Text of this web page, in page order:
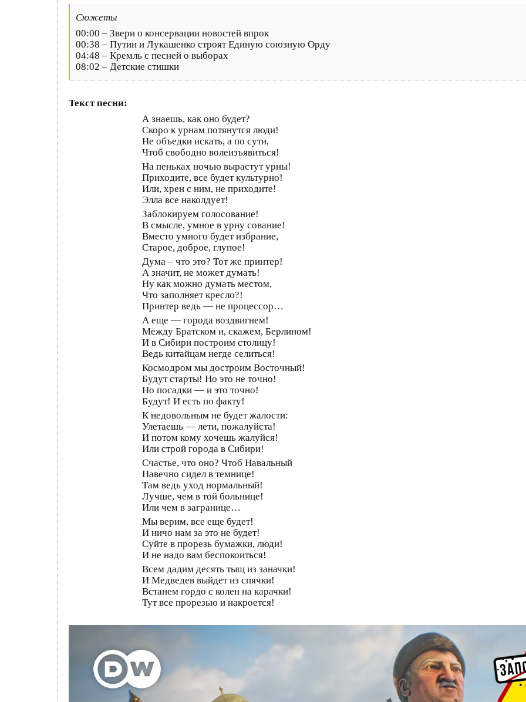
Сюжеты
00:00 – Звери о консервации новостей впрок
00:38 – Путин и Лукашенко строят Единую союзную Орду
04:48 – Кремль с песней о выборах
08:02 – Детские стишки
Текст песни:
А знаешь, как оно будет?
Скоро к урнам потянутся люди!
Не объедки искать, а по сути,
Чтоб свободно волеизъявиться!
На пеньках ночью вырастут урны!
Приходите, все будет культурно!
Или, хрен с ним, не приходите!
Элла все наколдует!
Заблокируем голосование!
В смысле, умное в урну сование!
Вместо умного будет избрание,
Старое, доброе, глупое!
Дума – что это? Тот же принтер!
А значит, не может думать!
Ну как можно думать местом,
Что заполняет кресло?!
Принтер ведь — не процессор…
А еще — города воздвигнем!
Между Братском и, скажем, Берлином!
И в Сибири построим столицу!
Ведь китайцам негде селиться!
Космодром мы достроим Восточный!
Будут старты! Но это не точно!
Но посадки — и это точно!
Будут! И есть по факту!
К недовольным не будет жалости:
Улетаешь — лети, пожалуйста!
И потом кому хочешь жалуйся!
Или строй города в Сибири!
Счастье, что оно? Чтоб Навальный
Навечно сидел в темнице!
Там ведь уход нормальный!
Лучше, чем в той больнице!
Или чем в загранице…
Мы верим, все еще будет!
И ничо нам за это не будет!
Суйте в прорезь бумажки, люди!
И не надо вам беспокоиться!
Всем дадим десять тыщ из заначки!
И Медведев выйдет из спячки!
Встанем гордо с колен на карачки!
Тут все прорезью и накроется!